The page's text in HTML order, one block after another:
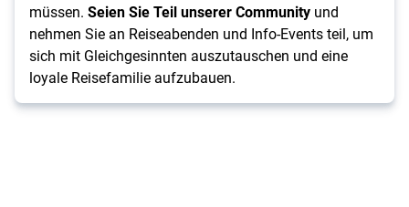
müssen. Seien Sie Teil unserer Community und
nehmen Sie an Reiseabenden und Info-Events teil, um
sich mit Gleichgesinnten auszutauschen und eine
loyale Reisefamilie aufzubauen.